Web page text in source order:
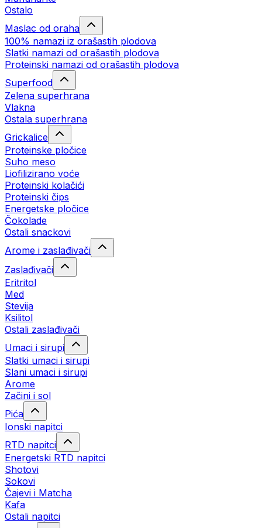
Ostalo
Maslac od oraha
100% namazi iz orašastih plodova
Slatki namazi od orašastih plodova
Proteinski namazi od orašastih plodova
Superfood
Zelena superhrana
Vlakna
Ostala superhrana
Grickalice
Proteinske pločice
Suho meso
Liofilizirano voće
Proteinski kolačići
Proteinski čips
Energetske pločice
Čokolade
Ostali snackovi
Arome i zaslađivači
Zaslađivači
Eritritol
Med
Stevija
Ksilitol
Ostali zaslađivači
Umaci i sirupi
Slatki umaci i sirupi
Slani umaci i sirupi
Arome
Začini i sol
Pića
Ionski napitci
RTD napitci
Energetski RTD napitci
Shotovi
Sokovi
Čajevi i Matcha
Kafa
Ostali napitci